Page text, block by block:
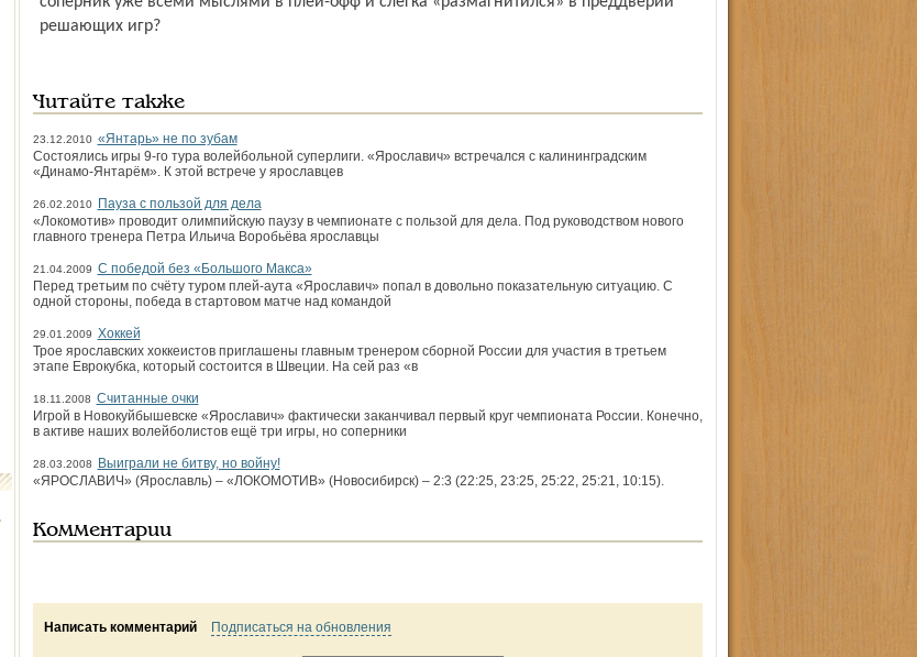
решающих игр?
Читайте также
23.12.2010 «Янтарь» не по зубам
Состоялись игры 9-го тура волейбольной суперлиги. «Ярославич» встречался с калининградским
«Динамо-Янтарём». К этой встрече у ярославцев
26.02.2010
Пауза с пользой для дела
«Локомотив» проводит олимпийскую паузу в чемпионате с пользой для дела. Под руководством нового
главного тренера Петра Ильича Воробьёва ярославцы
21.04.2009 С победой без «Большого Макса»
Перед третьим по счёту туром плей-аута «Ярославич» попал в довольно показательную ситуацию. С
одной стороны, победа в стартовом матче над командой
29.01.2009 Хоккей
Трое ярославских хоккеистов приглашены главным тренером сборной России для участия в третьем
этапе Еврокубка, который состоится в Швеции. На сей раз «в
18.11.2008 Считанные очки
Игрой в Новокуйбышевске «Ярославич» фактически заканчивал первый круг чемпионата России. Конечно,
в активе наших волейболистов ещё три игры, но соперники
28.03.2008
Выиграли не битву, но войну!
«ЯРОСЛАВИЧ» (Ярославль) – «ЛОКОМОТИВ» (Новосибирск) – 2:3 (22:25, 23:25, 25:22, 25:21, 10:15).
Комментарии
Написать комментарий Подписаться на обновления